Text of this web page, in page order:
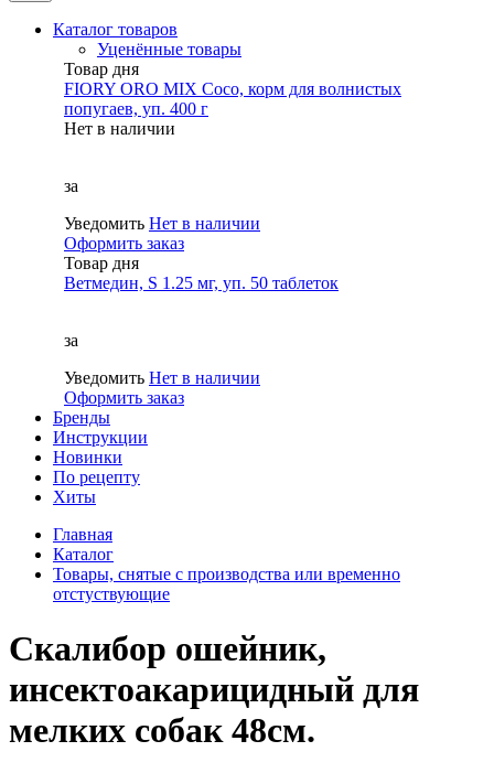
Каталог товаров
Уценённые товары
Товар дня
FIORY ORO MIX Coco, корм для волнистых
попугаев, уп. 400 г
Нет в наличии
за
Уведомить Нет в наличии
Оформить заказ
Товар дня
Ветмедин, S 1.25 мг, уп. 50 таблеток
за
Уведомить Нет в наличии
Оформить заказ
Бренды
Инструкции
Новинки
По рецепту
Хиты
Главная
Каталог
Товары, снятые с производства или временно
отстуствующие
Скалибор ошейник,
инсектоакарицидный для
мелких собак 48см.